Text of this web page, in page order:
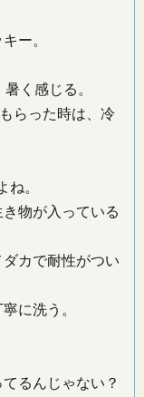
ー。
く感じる。
らった時は、冷
ね。
物が入っている
カで耐性がつい
に洗う。
るんじゃない？